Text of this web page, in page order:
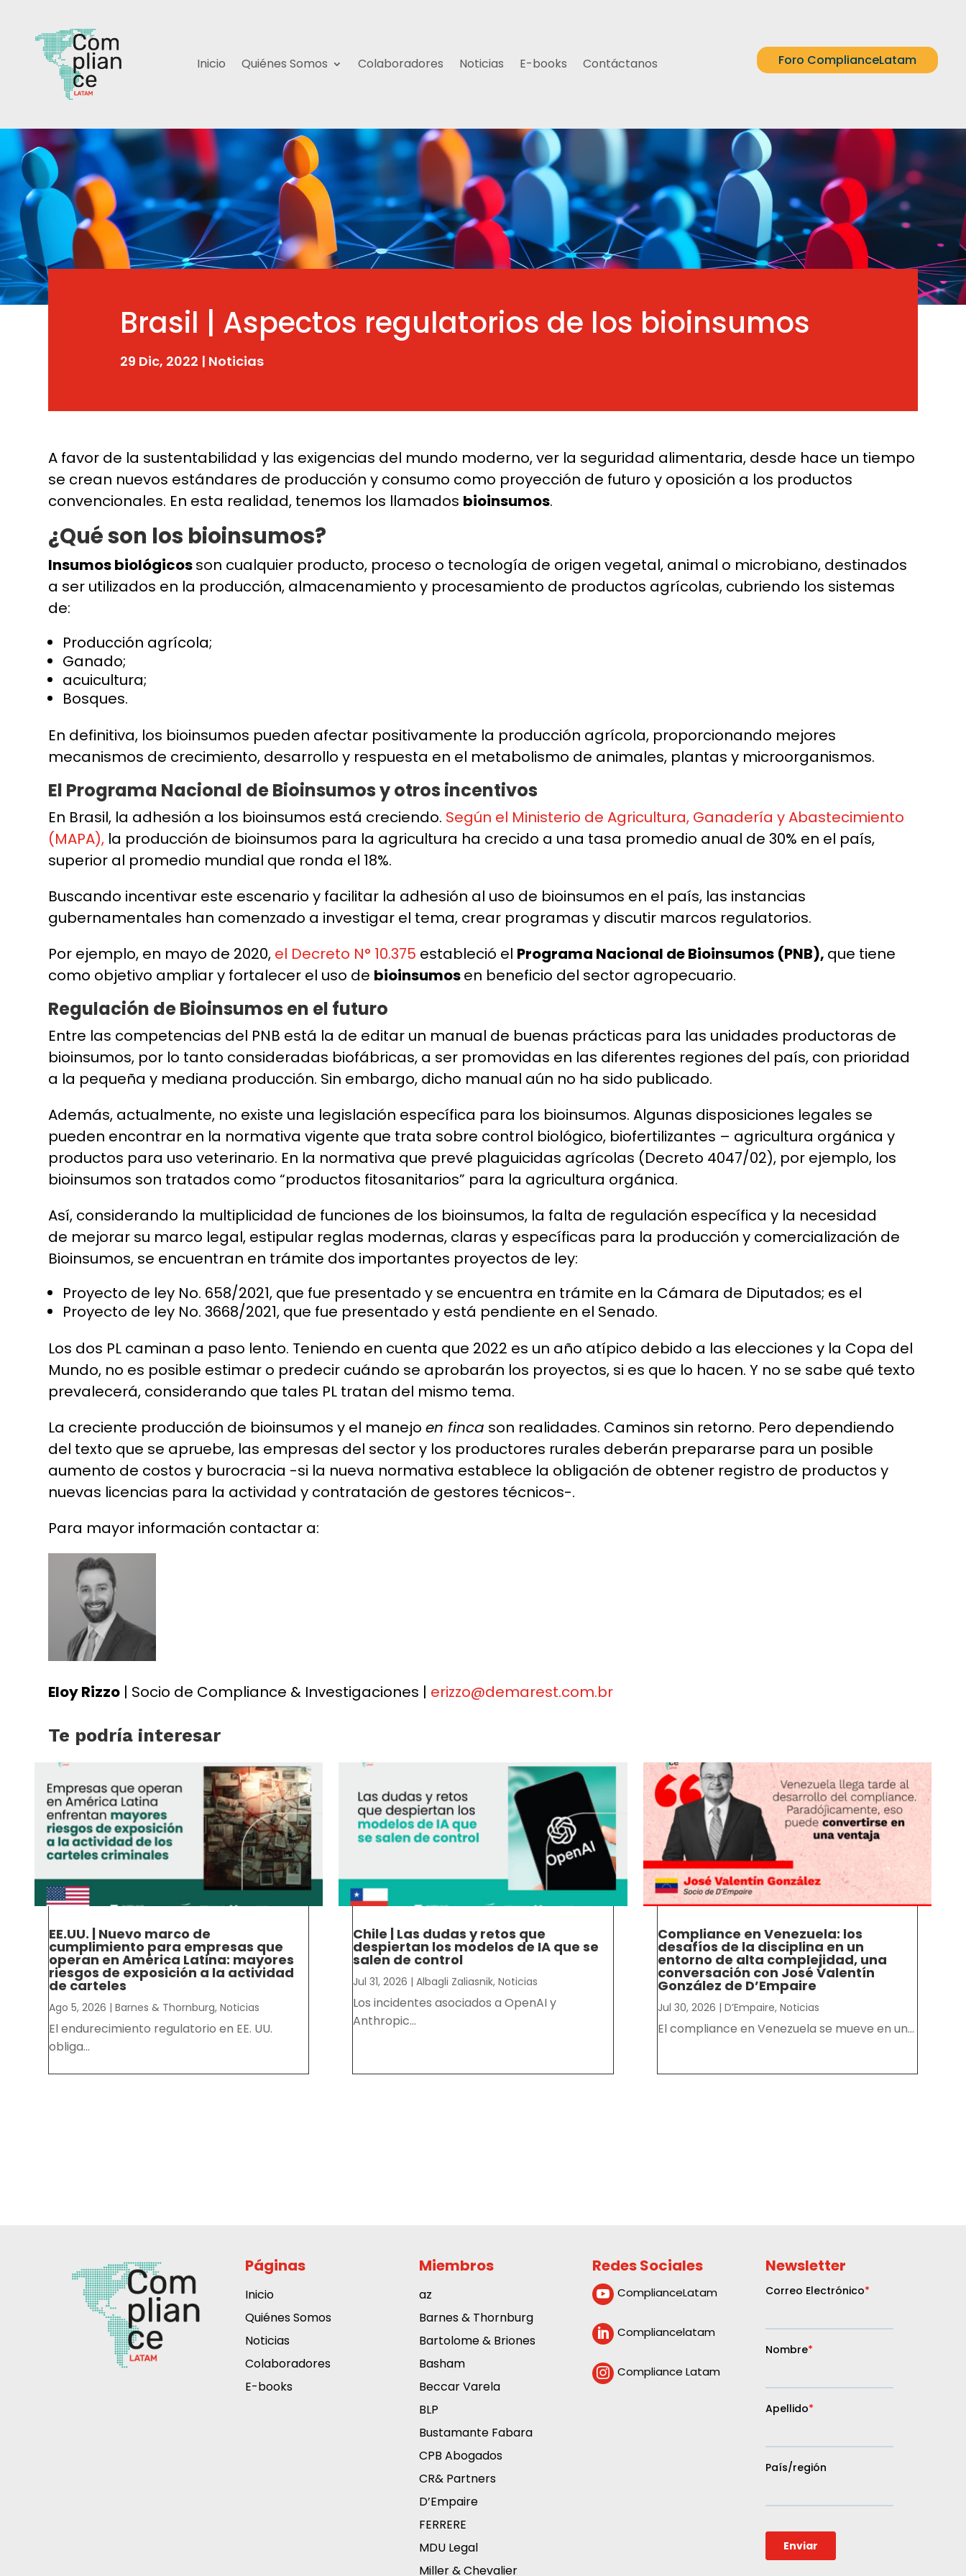
Inicio Quiénes Somos Colaboradores Noticias E-books Contáctanos Foro ComplianceLatam
Brasil | Aspectos regulatorios de los bioinsumos
29 Dic, 2022 | Noticias
A favor de la sustentabilidad y las exigencias del mundo moderno, ver la seguridad alimentaria, desde hace un tiempo
se crean nuevos estándares de producción y consumo como proyección de futuro y oposición a los productos
convencionales. En esta realidad, tenemos los llamados bioinsumos.
¿Qué son los bioinsumos?
Insumos biológicosson cualquier producto, proceso o tecnología de origen vegetal, animal o microbiano, destinados
a ser utilizados en la producción, almacenamiento y procesamiento de productos agrícolas, cubriendo los sistemas
de:
Producción agrícola;
Ganado;
acuicultura;
Bosques.
En definitiva, los bioinsumos pueden afectar positivamente la producción agrícola, proporcionando mejores
mecanismos de crecimiento, desarrollo y respuesta en el metabolismo de animales, plantas y microorganismos.
El Programa Nacional de Bioinsumos y otros incentivos
En Brasil, la adhesión a los bioinsumos está creciendo. Según el Ministerio de Agricultura, Ganadería y Abastecimiento
(MAPA), la producción de bioinsumos para la agricultura ha crecido a una tasa promedio anual de 30% en el país,
superior al promedio mundial que ronda el 18%.
Buscando incentivar este escenario y facilitar la adhesión al uso de bioinsumos en el país, las instancias
gubernamentales han comenzado a investigar el tema, crear programas y discutir marcos regulatorios.
Por ejemplo, en mayo de 2020, el Decreto N° 10.375 estableció el Programa Nacional de Bioinsumos (PNB), que tiene
como objetivo ampliar y fortalecer el uso de bioinsumosen beneficio del sector agropecuario.
Regulación de Bioinsumos en el futuro
Entre las competencias del PNB está la de editar un manual de buenas prácticas para las unidades productoras de
bioinsumos, por lo tanto consideradas biofábricas, a ser promovidas en las diferentes regiones del país, con prioridad
a la pequeña y mediana producción. Sin embargo, dicho manual aún no ha sido publicado.
Además, actualmente, no existe una legislación específica para los bioinsumos. Algunas disposiciones legales se
pueden encontrar en la normativa vigente que trata sobre control biológico, biofertilizantes – agricultura orgánica y
productos para uso veterinario. En la normativa que prevé plaguicidas agrícolas (Decreto 4047/02), por ejemplo, los
bioinsumos son tratados como “productos fitosanitarios” para la agricultura orgánica.
Así, considerando la multiplicidad de funciones de los bioinsumos, la falta de regulación específica y la necesidad
de mejorar su marco legal, estipular reglas modernas, claras y específicas para la producción y comercialización de
Bioinsumos, se encuentran en trámite dos importantes proyectos de ley:
Proyecto de ley No. 658/2021, que fue presentado y se encuentra en trámite en la Cámara de Diputados; es el
Proyecto de ley No. 3668/2021, que fue presentado y está pendiente en el Senado.
Los dos PL caminan a paso lento. Teniendo en cuenta que 2022 es un año atípico debido a las elecciones y la Copa del
Mundo, no es posible estimar o predecir cuándo se aprobarán los proyectos, si es que lo hacen. Y no se sabe qué texto
prevalecerá, considerando que tales PL tratan del mismo tema.
La creciente producción de bioinsumos y el manejoen finca son realidades. Caminos sin retorno. Pero dependiendo
del texto que se apruebe, las empresas del sector y los productores rurales deberán prepararse para un posible
aumento de costos y burocracia -si la nueva normativa establece la obligación de obtener registro de productos y
nuevas licencias para la actividad y contratación de gestores técnicos-.
Para mayor información contactar a:
Eloy Rizzo | Socio de Compliance & Investigaciones | erizzo@demarest.com.br
Te podría interesar
EE.UU. | Nuevo marco de
cumplimiento para empresas que
operan en América Latina: mayores
riesgos de exposición a la actividad
de carteles
Ago 5, 2026 |Barnes & Thornburg,Noticias
El endurecimiento regulatorio en EE. UU.
obliga...
Chile | Las dudas y retos que
despiertan los modelos de IA que se
salen de control
Jul 31, 2026 |Albagli Zaliasnik,Noticias
Los incidentes asociados a OpenAI y
Anthropic...
Compliance en Venezuela: los
desafíos de la disciplina en un
entorno de alta complejidad, una
conversación con José Valentín
González de D’Empaire
Jul 30, 2026 | D’Empaire, Noticias
El compliance en Venezuela se mueve en un...
Páginas
Inicio
Quiénes Somos
Noticias
Colaboradores
E-books
Miembros
az
Barnes & Thornburg
Bartolome & Briones
Basham
Beccar Varela
BLP
Bustamante Fabara
CPB Abogados
CR& Partners
D’Empaire
FERRERE
MDU Legal
Miller & Chevalier
Redes Sociales
 ComplianceLatam
 Compliancelatam
 Compliance Latam
Newsletter